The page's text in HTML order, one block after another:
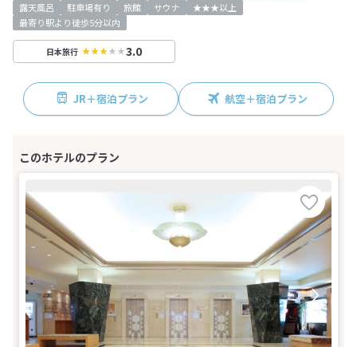
露天風呂
駐車場有り 旅館 サウナ
★★★以上
最寄り駅より徒歩5分以内
日本旅行 3.0
JR＋宿泊プラン 航空＋宿泊プラン